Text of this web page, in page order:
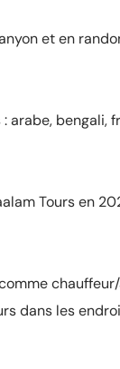
et en
arabe, bengali,
Tours en
dans les